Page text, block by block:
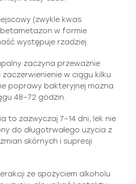
(zwykle kwas
w formie
występuje rzadziej.
zaczyna przeważnie
zaczerwienienie w ciągu kilku
poprawy bakteryjnej można
48–72 godzin.
to zazwyczaj 7–14 dni; lek nie
do długotrwałego użycia z
skórnych i supresji
ze spożyciem alkoholu